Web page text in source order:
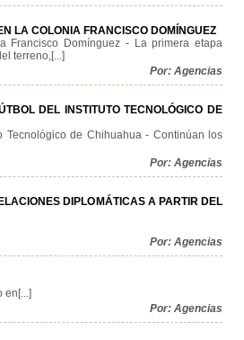
LA COLONIA FRANCISCO DOMÍNGUEZ
Francisco Domínguez - La primera etapa
terreno,[...]
Por: Agencias
DEL INSTITUTO TECNOLÓGICO DE
de Chihuahua - Continúan los
Por: Agencias
DIPLOMÁTICAS A PARTIR DEL
Por: Agencias
en[...]
Por: Agencias